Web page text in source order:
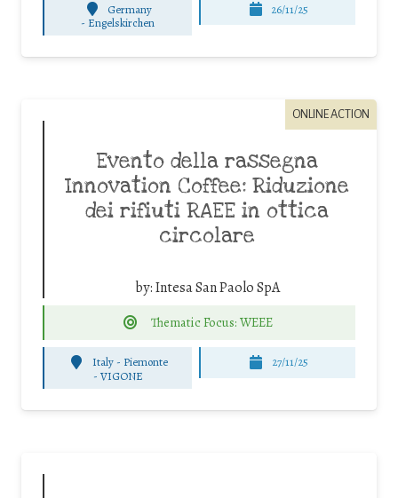
Germany
- Engelskirchen
26/11/25
ONLINE ACTION
Evento della rassegna
Innovation Coffee: Riduzione
dei rifiuti RAEE in ottica
circolare
by:Intesa San Paolo SpA
Thematic Focus: WEEE
Italy - Piemonte
- VIGONE
27/11/25